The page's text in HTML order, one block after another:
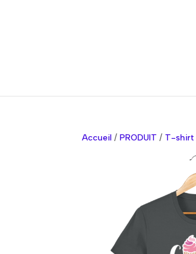
Accueil /PRODUIT / T-shirt